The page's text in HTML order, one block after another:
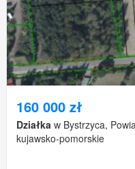
160 000 zł
Działka w Bystrzyca,
kujawsko-pomorskie